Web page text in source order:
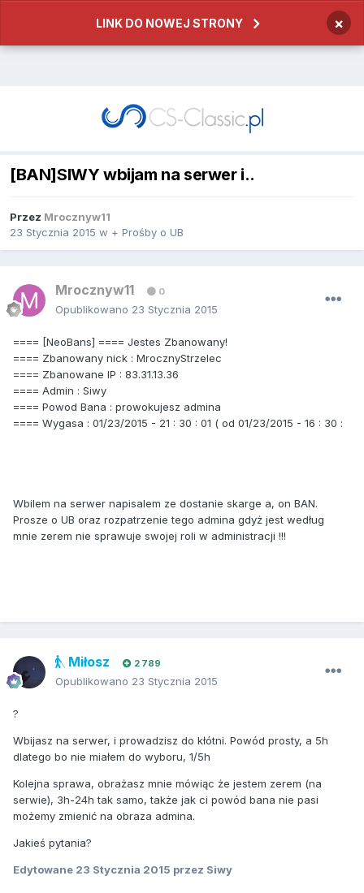
LINK DO NOWEJ STRONY ×
[BAN]SIWY wbijam na serwer i..
Przez Mrocznyw11
23 Stycznia 2015 w + Prośby o UB
Mrocznyw11 0
Opublikowano 23 Stycznia 2015
==== [NeoBans] ==== Jestes Zbanowany!
==== Zbanowany nick : MrocznyStrzelec
==== Zbanowane IP : 83.31.13.36
==== Admin : Siwy
==== Powod Bana : prowokujesz admina
==== Wygasa : 01/23/2015 - 21 : 30 : 01 ( od 01/23/2015 - 16 : 30 :
Wbilem na serwer napisalem ze dostanie skarge a, on BAN.
Prosze o UB oraz rozpatrzenie tego admina gdyż jest według
mnie zerem nie sprawuje swojej roli w administracji !!!
Miłosz 2 789
Opublikowano 23 Stycznia 2015
?
Wbijasz na serwer, i prowadzisz do kłótni. Powód prosty, a 5h
dlatego bo nie miałem do wyboru, 1/5h
Kolejna sprawa, obrażasz mnie mówiąc że jestem zerem (na
serwie), 3h-24h tak samo, także jak ci powód bana nie pasi
możemy zmienić na obraza admina.
Jakieś pytania?
Edytowane 23 Stycznia 2015 przez Siwy